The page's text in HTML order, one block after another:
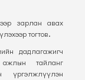
зарлан авах
тогтов.
дадлагажигч
тайланг
үргэлжлүүлэн